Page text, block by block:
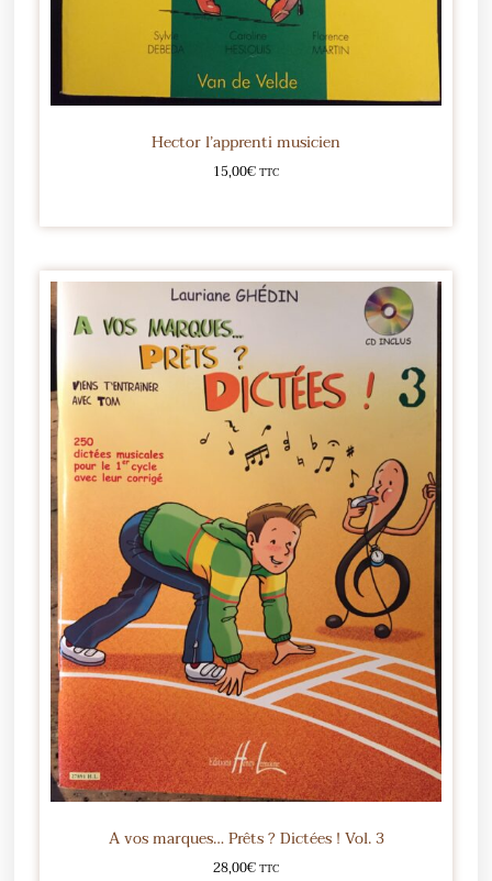
Hector l’apprenti musicien
15,00€TTC
A vos marques… Prêts ? Dictées ! Vol. 3
28,00€TTC